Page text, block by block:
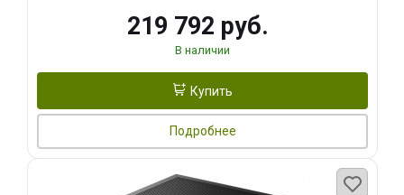
219 792 руб.
В наличии
Купить
Подробнее